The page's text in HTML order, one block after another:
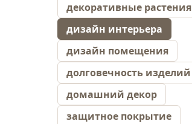
декоративные растения
дизайн интерьера
дизайн помещения
долговечность изделий
домашний декор
защитное покрытие